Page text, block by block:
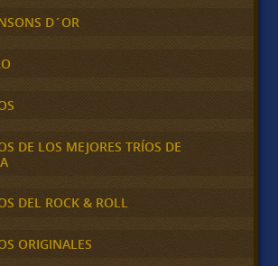
D´OR
DE LOS MEJORES TRÍOS DE
DEL ROCK & ROLL
ORIGINALES